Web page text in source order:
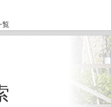
覧